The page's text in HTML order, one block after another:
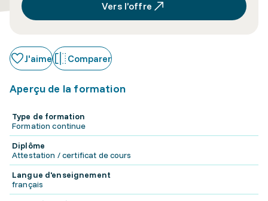
Vers l’offre
J'aime Comparer
Aperçu de la formation
Type de formation
Formation continue
Diplôme
Attestation / certificat de cours
Langue d'enseignement
français